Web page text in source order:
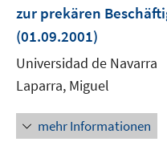
zur prekären
(01.09.2001)
Universidad de Navarra
Laparra, Miguel
mehr Informationen